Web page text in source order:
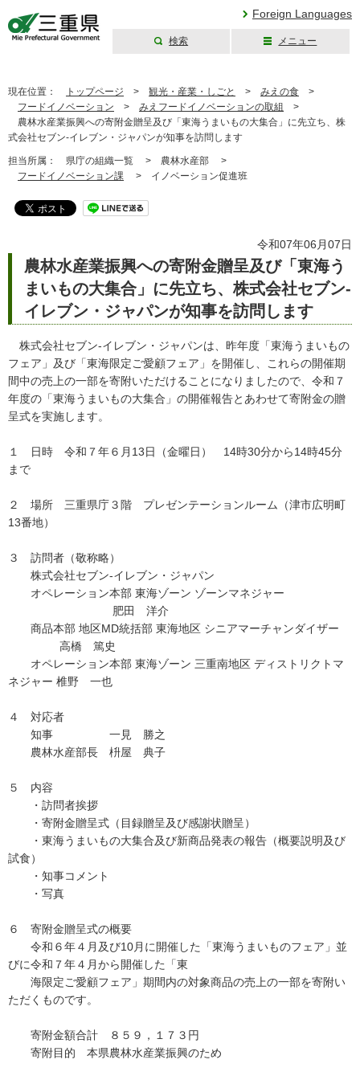
Foreign Languages
検索 メニュー
現在位置： トップページ > 観光・産業・しごと > みえの食 >
フードイノベーション > みえフードイノベーションの取組
>
農林水産業振興への寄附金贈呈及び「東海うまいもの大集合」に先立ち、株
式会社セブン-イレブン・ジャパンが知事を訪問します
担当所属： 県庁の組織一覧 > 農林水産部 >
フードイノベーション課 > イノベーション促進班
令和07年06月07日
農林水産業振興への寄附金贈呈及び「東海う
まいもの大集合」に先立ち、株式会社セブン-
イレブン・ジャパンが知事を訪問します
株式会社セブン-イレブン・ジャパンは、昨年度「東海うまいもの
フェア」及び「東海限定ご愛顧フェア」を開催し、これらの開催期
間中の売上の一部を寄附いただけることになりましたので、令和７
年度の「東海うまいもの大集合」の開催報告とあわせて寄附金の贈
呈式を実施します。
１ 日時 令和７年６月13日（金曜日） 14時30分から14時45分
まで
２ 場所 三重県庁３階 プレゼンテーションルーム（津市広明町
13番地）
３ 訪問者（敬称略）
株式会社セブン-イレブン・ジャパン
オペレーション本部 東海ゾーン ゾーンマネジャー
肥田 洋介
商品本部 地区MD統括部 東海地区 シニアマーチャンダイザー
高橋 篤史
オペレーション本部 東海ゾーン 三重南地区 ディストリクトマ
ネジャー 椎野 一也
４ 対応者
知事 一見 勝之
農林水産部長 枡屋 典子
５ 内容
・訪問者挨拶
・寄附金贈呈式（目録贈呈及び感謝状贈呈）
・東海うまいもの大集合及び新商品発表の報告（概要説明及び
試食）
・知事コメント
・写真
６ 寄附金贈呈式の概要
令和６年４月及び10月に開催した「東海うまいものフェア」並
びに令和７年４月から開催した「東
海限定ご愛顧フェア」期間内の対象商品の売上の一部を寄附い
ただくものです。
寄附金額合計 ８５９，１７３円
寄附目的 本県農林水産業振興のため